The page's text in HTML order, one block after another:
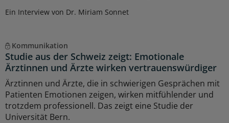
Ein Interview von Dr. Miriam Sonnet
Kommunikation
Studie aus der Schweiz zeigt: Emotionale
Ärztinnen und Ärzte wirken vertrauenswürdiger
Ärztinnen und Ärzte, die in schwierigen Gesprächen mit
Patienten Emotionen zeigen, wirken mitfühlender und
trotzdem professionell. Das zeigt eine Studie der
Universität Bern.